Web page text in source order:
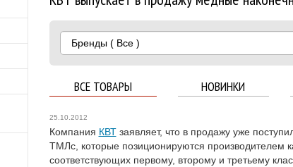
Бренды( Все )
ВСЕ ТОВАРЫ НОВИНКИ
25.10.2012
Компания КВТзаявляет, что в продажу уже
ТМЛс, которые позиционируются производителем
соответствующих первому, второму и третьему